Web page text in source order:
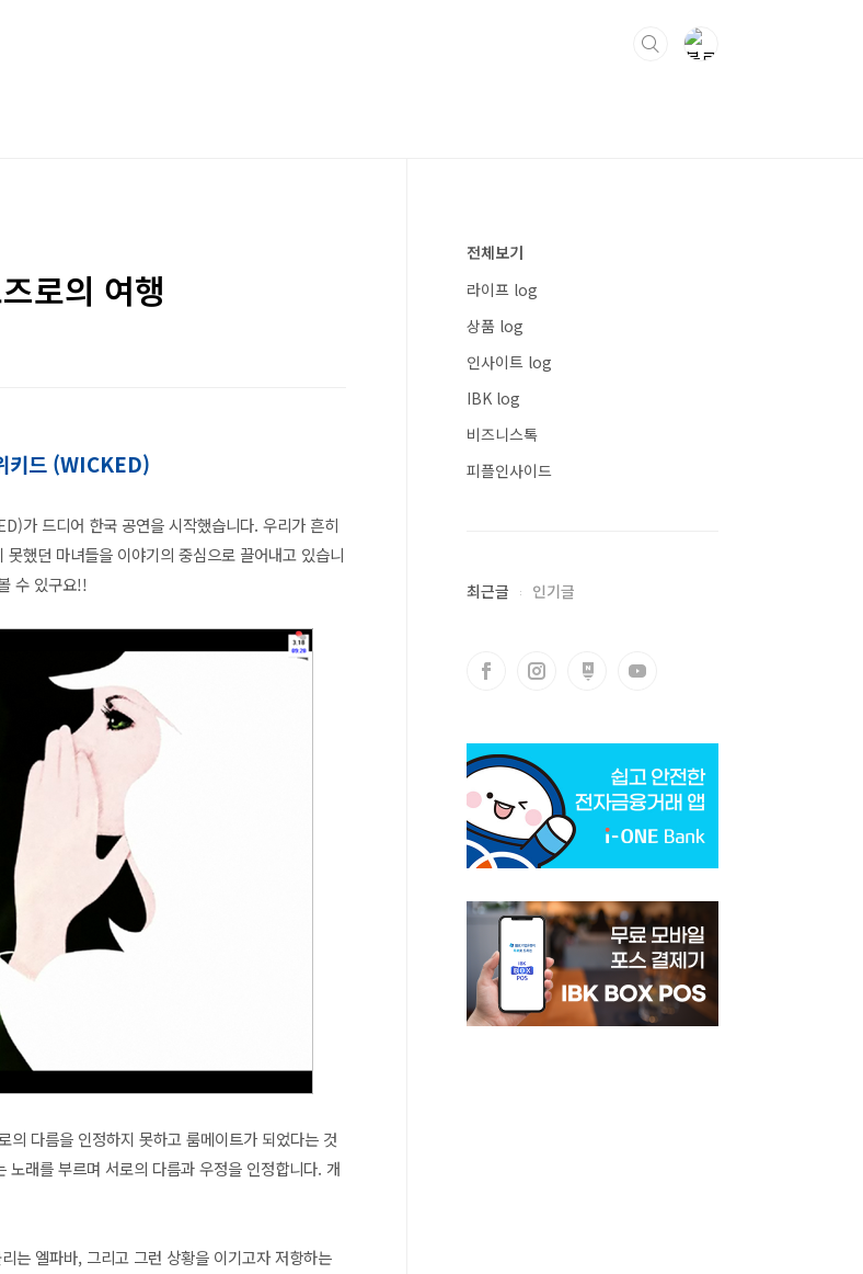
로의 여행
키드 (WICKED)
가 드디어 한국 공연을 시작했습니다. 우리가 흔히
했던 마녀들을 이야기의 중심으로 끌어내고 있습니
수 있구요!!
의 다름을 인정하지 못하고 룸메이트가 되었다는 것
래를 부르며 서로의 다름과 우정을 인정합니다. 개
는 엘파바, 그리고 그런 상황을 이기고자 저항하는
전체보기
라이프 log
상품 log
인사이트 log
IBK log
비즈니스톡
피플인사이드
최근글 인기글